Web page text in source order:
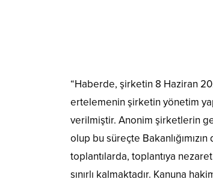
“Haberde, şirketin 8 Haziran
ertelemenin şirketin yönetim
verilmiştir. Anonim şirketlerin
olup bu süreçte
toplantılarda, toplantıya
sınırlı kalmaktadır. Kanuna